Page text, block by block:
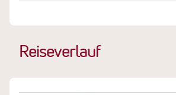
Reiseverlauf